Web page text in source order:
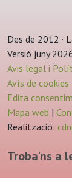
Des de 2012 ·
Versió juny
Avis legal i
Avís de cookies
Edita
Mapa web |
Realització:
Troba'ns a